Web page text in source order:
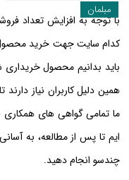
مبلمان
با توجه به افزایش تعداد
کدام سایت جهت خرید محصول
باید بدانیم محصول خریداری
همین دلیل کاربران نیاز دارند
ما تمامی گواهی های همکاری
ایم تا پس از مطالعه، به
چندسو انجام دهید.